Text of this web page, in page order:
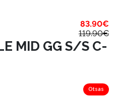
83.90€
119.90€
MID GG S/S C-
Otsas